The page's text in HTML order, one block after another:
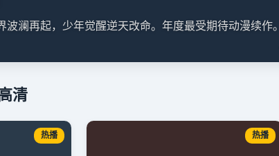
波澜再起，少年觉醒逆天改命。年度最受期待动漫续作。
清
热播 热播